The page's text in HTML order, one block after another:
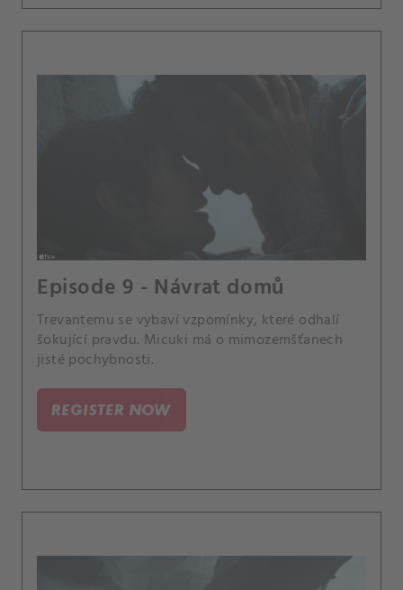
Episode 9 - Návrat domů
Trevantemu se vybaví vzpomínky, které odhalí
šokující pravdu. Micuki má o mimozemšťanech
jisté pochybnosti.
REGISTER NOW